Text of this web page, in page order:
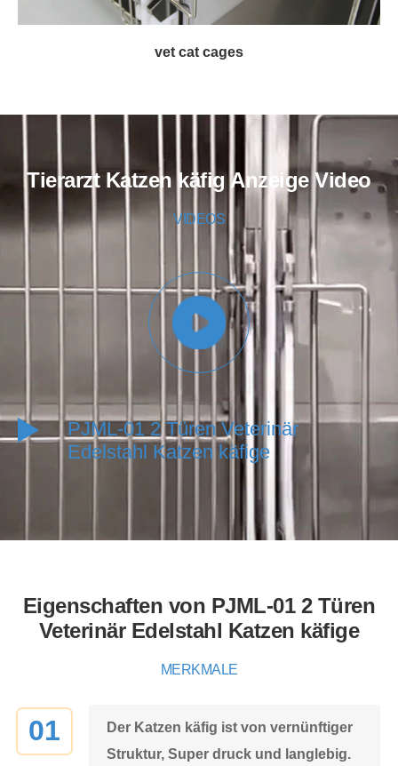
vet cat cages
Tierarzt Katzen käfig Anzeige Video
VIDEOS
PJML-01 2 Türen Veterinär
Edelstahl Katzen käfige
Eigenschaften von PJML-01 2 Türen
Veterinär Edelstahl Katzen käfige
MERKMALE
01
Der Katzen käfig ist von vernünftiger
Struktur, Super druck und langlebig.